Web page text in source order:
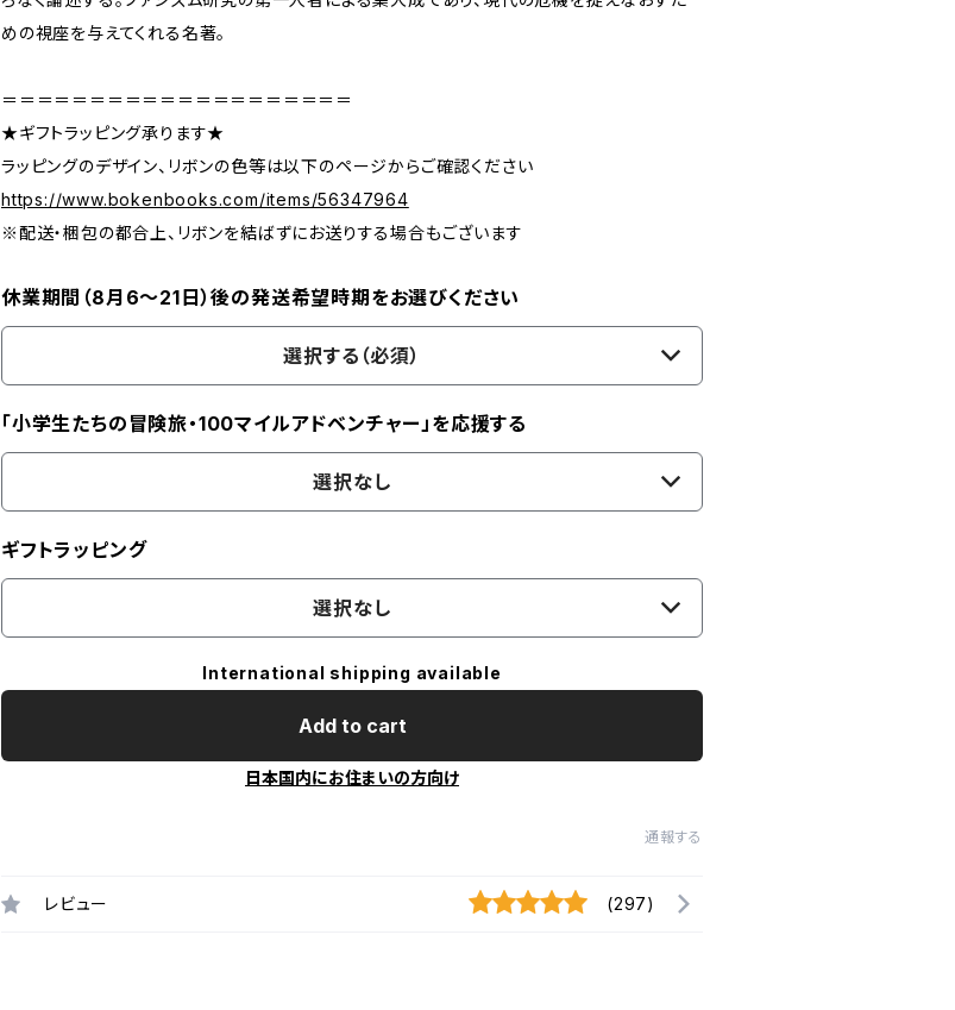
めの視座を与えてくれる名著。
＝＝＝＝＝＝＝＝＝＝＝＝＝＝＝＝＝＝＝＝
★ギフトラッピング承ります★
ラッピングのデザイン、リボンの色等は以下のページからご確認ください
https://www.bokenbooks.com/items/56347964
※配送・梱包の都合上、リボンを結ばずにお送りする場合もございます
休業期間（8月6〜21日）後の発送希望時期をお選びください
選択する（必須）
「小学生たちの冒険旅・100マイルアドベンチャー」を応援する
選択なし
ギフトラッピング
選択なし
International shipping available
Add to cart
日本国内にお住まいの方向け
通報する
レビュー (297)